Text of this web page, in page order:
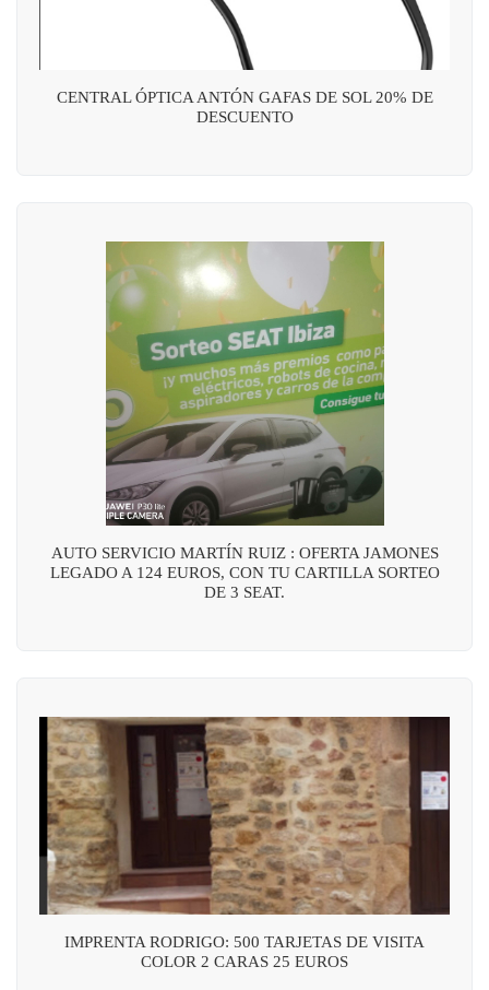
CENTRAL ÓPTICA ANTÓN GAFAS DE SOL 20% DE
DESCUENTO
AUTO SERVICIO MARTÍN RUIZ : OFERTA JAMONES
LEGADO A 124 EUROS, CON TU CARTILLA SORTEO
DE 3 SEAT.
IMPRENTA RODRIGO: 500 TARJETAS DE VISITA
COLOR 2 CARAS 25 EUROS